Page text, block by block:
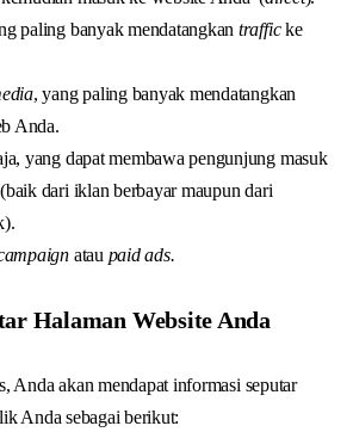
paling banyak mendatangkan trafficke
, yang paling banyak mendatangkan
Anda.
yang dapat membawa pengunjung masuk
dari iklan berbayar maupun dari
atau paid ads.
Halaman Website Anda
Anda akan mendapat informasi seputar
Anda sebagai berikut: